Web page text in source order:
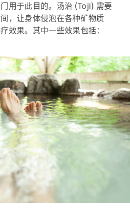
用于此目的。汤治 (Toji) 需要
，让身体侵泡在各种矿物质
效果。其中一些效果包括：